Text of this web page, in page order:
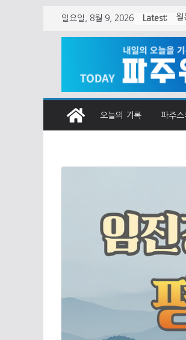
Skip일요일, 8월 9, 2026 Latest: 월
오늘의 기록 파주스